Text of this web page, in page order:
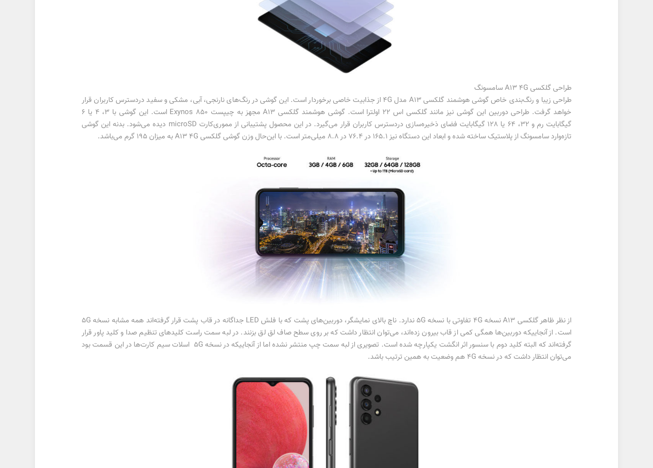
طراحی گلکسی A13 4G سامسونگ
طراحی زیبا و رنگ‌بندی خاص گوشی هوشمند گلکسی A13 مدل 4G از جذابیت خاصی برخوردار است. این گوشی در رنگ‌های نارنجی، آبی، مشکی و سفید دردسترس کاربران قرار
خواهد گرفت. طراحی دوربین این گوشی نیز مانند گلکسی اس ۲۲ اولترا است. گوشی هوشمند گلکسی
A13مجهز به چیپست 850 Exynos
است. این گوشی با 3، 4 یا 6
گیگابایت رم و 32، 64 یا 128 گیگابایت فضای ذخیره‌سازی دردسترس کاربران قرار می‌گیرد. در این محصول پشتیبانی از مموری‌کارت
microSD دیده می‌شود. بدنه این گوشی
تازه‌وارد سامسونگ از پلاستیک ساخته شده و ابعاد این دستگاه نیز 165.1 در 76.4 در 8.8 میلی‌متر است. با این‌حال وزن گوشی گلکسی
A13 4Gبه میزان 195 گرم می‌باشد.
از نظر ظاهر گلکسی A13 نسخه 4G تفاوتی با نسخه 5G ندارد. ناچ بالای نمایشگر، دوربین‌های پشت که با فلش LED جداگانه در قاب پشت قرار گرفته‌اند همه مشابه نسخه 5G
است. از آنجاییکه دوربین‌ها همگی کمی از قاب بیرون زده‌اند، می‌توان انتظار داشت که بر روی سطح صاف لق لق بزنند. در لبه سمت راست کلیدهای تنظیم صدا و کلید پاور قرار
گرفته‌اند که البته کلید دوم با سنسور اثر انگشت یکپارچه شده است. تصویری از لبه سمت چپ منتشر نشده اما از آنجاییکه در نسخه 5G اسلات سیم کارت‌ها در این قسمت بود
می‌توان انتظار داشت که در نسخه 4G هم وضعیت به همین ترتیب باشد.